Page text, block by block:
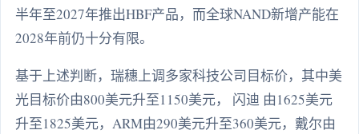
半年至2027年推出HBF产品，而全球NAND新增产能在
2028年前仍十分有限。
基于上述判断，瑞穗上调多家科技公司目标价，其中美
光目标价由800美元升至1150美元， 闪迪 由1625美元
升至1825美元，ARM由290美元升至360美元，戴尔由